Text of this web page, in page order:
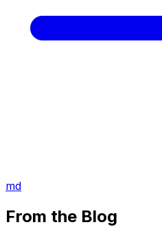
md
From the Blog